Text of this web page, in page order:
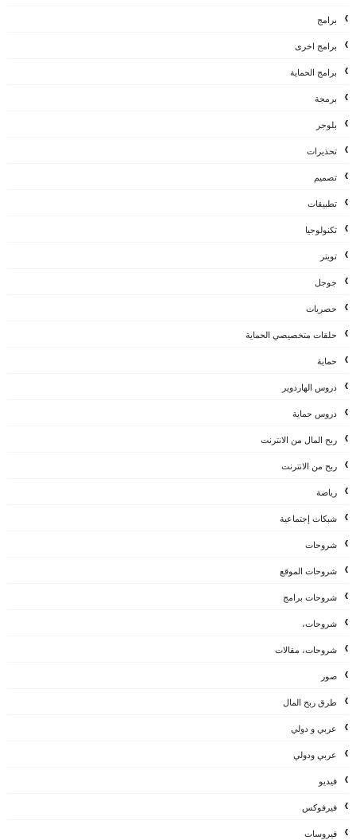
برامج
برامج اخرى
برامج الحماية
برمجة
بلوجر
تحذيرات
تصميم
تطبيقات
تكنولوجيا
تويتر
جوجل
حصريات
حلقات متخصيصي الحماية
حماية
دروس الهاردوير
دروس حماية
ربح المال من الانترنت
ربح من الانترنت
رياضة
شبكات إجتماعية
شروحات
شروحات الموقع
شروحات برامج
شروحات،
شروحات، مقالات
صور
طرق ربح المال
عربي و دولي
عربي ودولي
فيديو
فيرفوكس
فيروسات